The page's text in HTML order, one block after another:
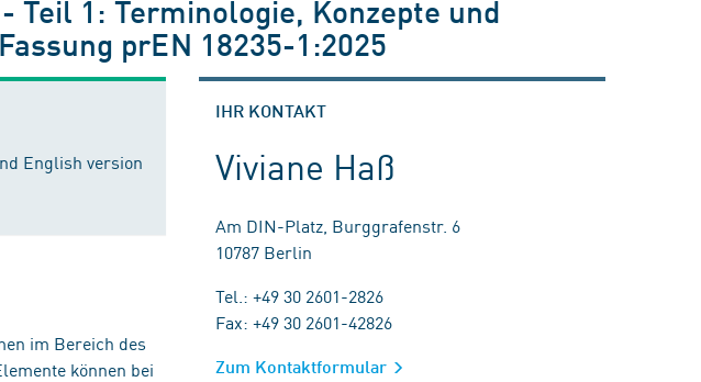
1: Terminologie, Konzepte und
prEN 18235-1:2025
English version
im Bereich des
können bei
IHR KONTAKT
Viviane Haß
Am DIN-Platz, Burggrafenstr. 6
10787 Berlin
Tel.: +49 30 2601-2826
Fax: +49 30 2601-42826
Zum Kontaktformular